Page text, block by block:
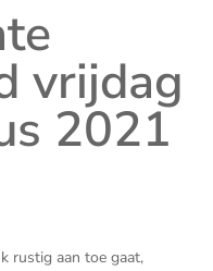
vrijdag
2021
rustig aan toe gaat,